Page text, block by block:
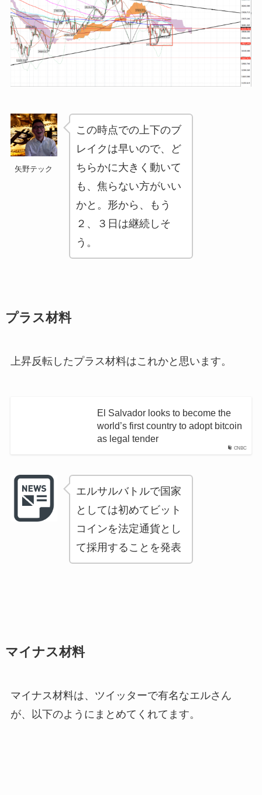
矢野テック
この時点での上下のブ
レイクは早いので、ど
ちらかに大きく動いて
も、焦らない方がいい
かと。形から、もう
２、３日は継続しそ
う。
プラス材料
上昇反転したプラス材料はこれかと思います。
CNBC
El Salvador looks to become the
world’s first country to adopt bitcoin
as legal tender
エルサルバトルで国家
としては初めてビット
コインを法定通貨とし
て採用することを発表
マイナス材料
マイナス材料は、ツイッターで有名なエルさん
が、以下のようにまとめてくれてます。